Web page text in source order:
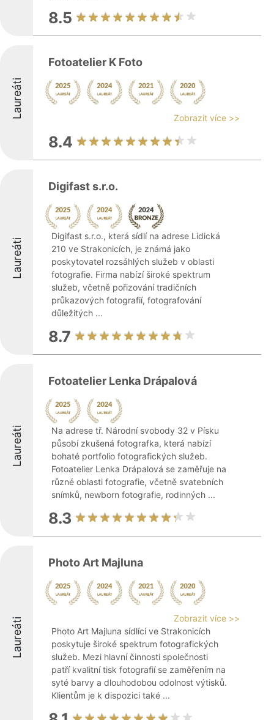
8.5
Laureáti
Fotoatelier K Foto
Zobrazit více >>
8.4
Laureáti
Digifast s.r.o.
Digifast s.r.o., která sídlí na adrese Lidická
210 ve Strakonicích, je známá jako
poskytovatel rozsáhlých služeb v oblasti
fotografie. Firma nabízí široké spektrum
služeb, včetně pořizování tradičních
průkazových fotografií, fotografování
důležitých ...
8.7
Laureáti
Fotoatelier Lenka Drápalová
Na adrese tř. Národní svobody 32 v Písku
působí zkušená fotografka, která nabízí
bohaté portfolio fotografických služeb.
Fotoatelier Lenka Drápalová se zaměřuje na
různé oblasti fotografie, včetně svatebních
snímků, newborn fotografie, rodinných ...
8.3
Laureáti
Photo Art Majluna
Zobrazit více >>
Photo Art Majluna sídlící ve Strakonicích
poskytuje široké spektrum fotografických
služeb. Mezi hlavní činnosti společnosti
patří kvalitní tisk fotografií se zaměřením na
syté barvy a dlouhodobou odolnost výtisků.
Klientům je k dispozici také ...